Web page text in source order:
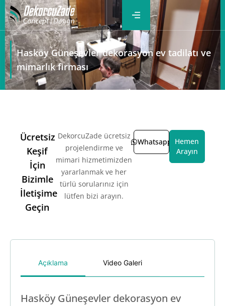
Hasköy Güneşevler dekorasyon ev tadilatı ve
mimarlık firması
Ücretsiz
Keşif
İçin
Bizimle
İletişime
Geçin
DekorcuZade ücretsiz
projelendirme ve
mimari hizmetimizden
yararlanmak ve her
türlü sorularınız için
lütfen bizi arayın.
Whatsapp
Hemen
Arayın
Açıklama Video Galeri
Hasköy Güneşevler dekorasyon ev